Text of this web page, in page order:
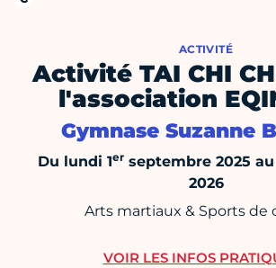
ACTIVITÉ
Activité TAI CHI
l'association
Gymnase Suzanne
Du lundi 1er septembre 2025
2026
Arts martiaux & Sports de
VOIR LES INFOS